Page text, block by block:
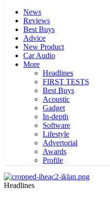
News
Reviews
Best Buys
Advice
New Product
Car Audio
More
Headlines
FIRST TESTS
Best Buys
Acoustic
Gadget
In-depth
Software
Lifestyle
Advertorial
Awards
Profile
Headlines